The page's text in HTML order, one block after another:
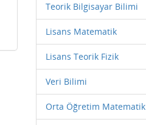
Teorik Bilgisayar Bilimi
Lisans Matematik
Lisans Teorik Fizik
Veri Bilimi
Orta Öğretim Matematik